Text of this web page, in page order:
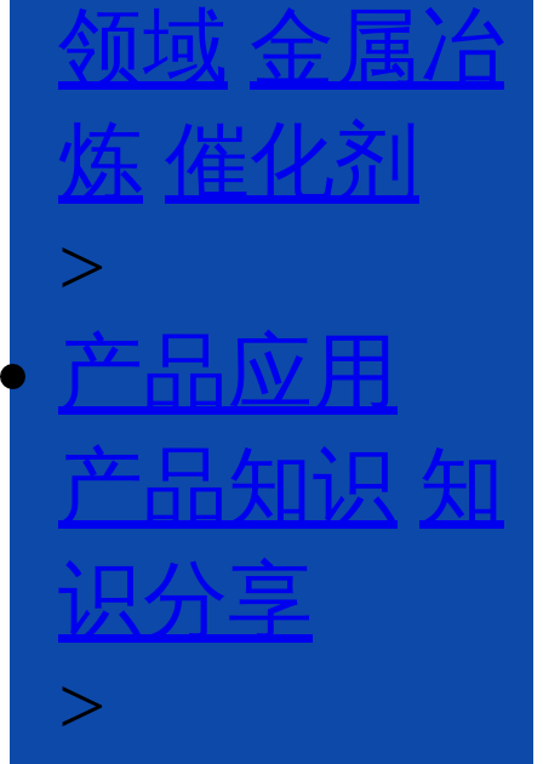
领域 金属冶
炼 催化剂
>
产品应用
产品知识 知
识分享
>